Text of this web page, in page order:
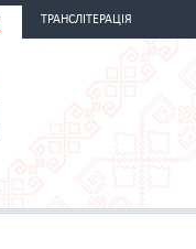
ТРАНСЛІТЕРАЦІЯ